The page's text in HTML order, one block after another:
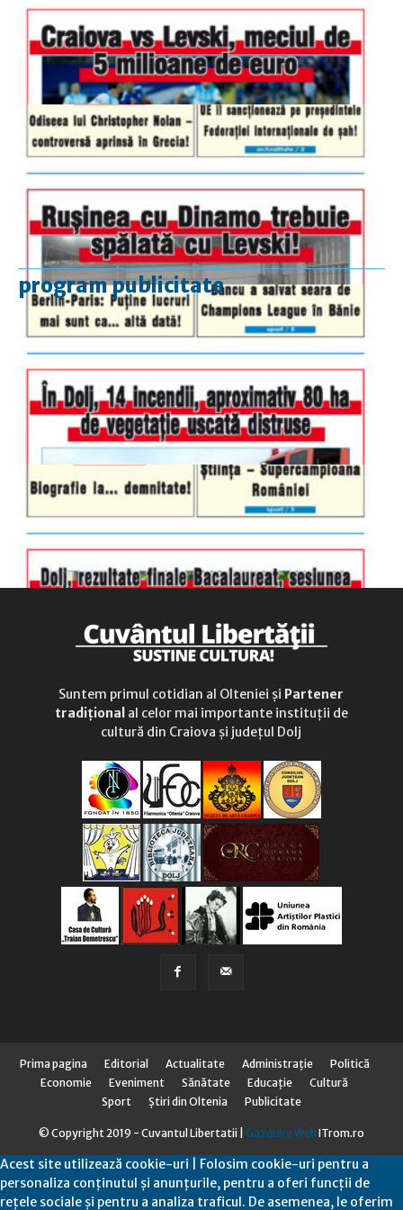
program publicitate
luni-vineri
9.00 - 17.00
duminică
9.00 - 12.00
Suntem primul cotidian al Olteniei și Partener
tradițional al celor mai importante instituții de
cultură din Craiova și județul Dolj
Prima pagina Editorial Actualitate Administraţie
Politică
Economie
Eveniment Sănătate Educaţie
Cultură
Sport
Știri din Oltenia Publicitate
© Copyright 2019 - Cuvantul Libertatii | Gazduire Web ITrom.ro
Acest site utilizează cookie-uri | Folosim cookie-uri pentru a
personaliza conținutul și anunțurile, pentru a oferi funcții de
rețele sociale și pentru a analiza traficul. De asemenea, le oferim